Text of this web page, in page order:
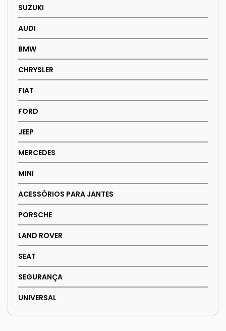
SUZUKI
AUDI
BMW
CHRYSLER
FIAT
FORD
JEEP
MERCEDES
MINI
ACESSÓRIOS PARA JANTES
PORSCHE
LAND ROVER
SEAT
SEGURANÇA
UNIVERSAL